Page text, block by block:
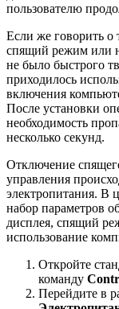
пользователю
Если же говорить
спящий режим или
не было быстрого
приходилось
включения
После установки
необходимость
несколько секунд.
Отключение
управления
электропитания. В
набор параметров
дисплея, спящий
использование
Откройте
команду
Перейдите в